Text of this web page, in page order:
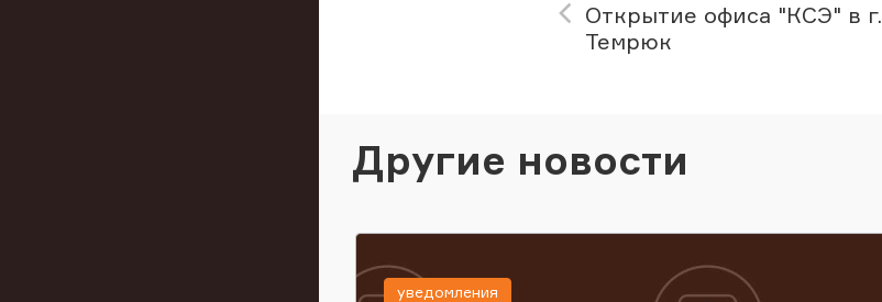
Открытие офиса "КСЭ" в г.
Темрюк
Другие новости
уведомления